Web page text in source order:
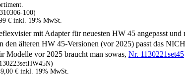
100)
€ inkl. 19% MwSt.
mit Adapter für neuesten HW 45 angepasst und
den älteren HW 45-Versionen (vor 2025) passt das
Modelle vor 2025 braucht man sowas, Nr. 1130221set45
€ inkl. 19% MwSt.